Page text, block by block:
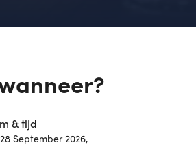
& tijd
September 2026,